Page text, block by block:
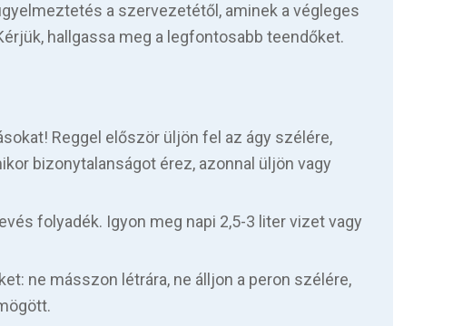
a szervezetétől, aminek a végleges
hallgassa meg a legfontosabb teendőket.
Reggel először üljön fel az ágy szélére,
bizonytalanságot érez, azonnal üljön vagy
folyadék. Igyon meg napi 2,5-3 liter vizet vagy
ne másszon létrára, ne álljon a peron szélére,